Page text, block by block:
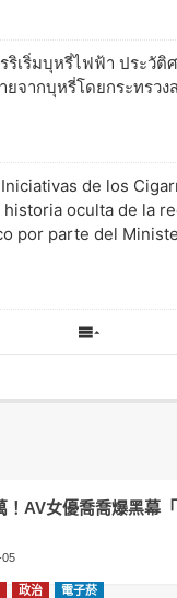
ริเริ่มบุหรี่ไฟฟ้า ประวัติ
ยจากบุหรี่โดยกระทรว
de los
historia oculta de la
por parte del
Show
！AV女優喬喬爆黑幕
政治 電子菸